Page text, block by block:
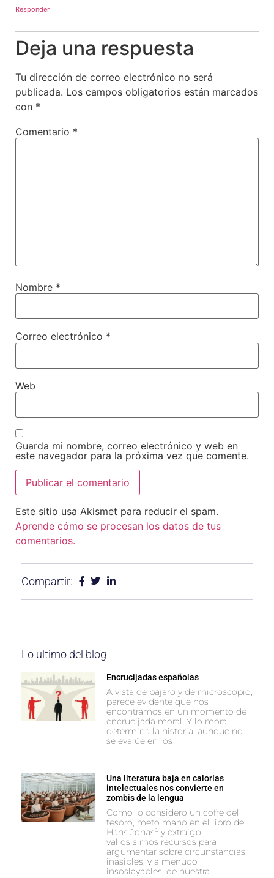
Responder
Deja una respuesta
Tu dirección de correo electrónico no será
publicada. Los campos obligatorios están marcados
con *
Comentario *
Nombre *
Correo electrónico *
Web
Guarda mi nombre, correo electrónico y web en
este navegador para la próxima vez que comente.
Este sitio usa Akismet para reducir el spam.
Aprende cómo se procesan los datos de tus
comentarios.
Compartir:
Lo ultimo del blog
Encrucijadas españolas
A vista de pájaro y de microscopio,
parece evidente que nos
encontramos en un momento de
encrucijada moral. Y lo moral
determina la historia, aunque no
se evalúe en los
Una literatura baja en calorías
intelectuales nos convierte en
zombis de la lengua
Como lo considero un cofre del
tesoro, meto mano en el libro de
Hans Jonas¹ y extraigo
valiosísimos recursos para
argumentar sobre circunstancias
inasibles, y a menudo
insoslayables, de nuestra